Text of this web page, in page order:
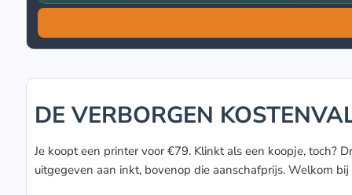
DE VERBORGEN
Je koopt een printer voor €79. Klinkt als een koopje, toch?
uitgegeven aan inkt, bovenop die aanschafprijs. Welkom